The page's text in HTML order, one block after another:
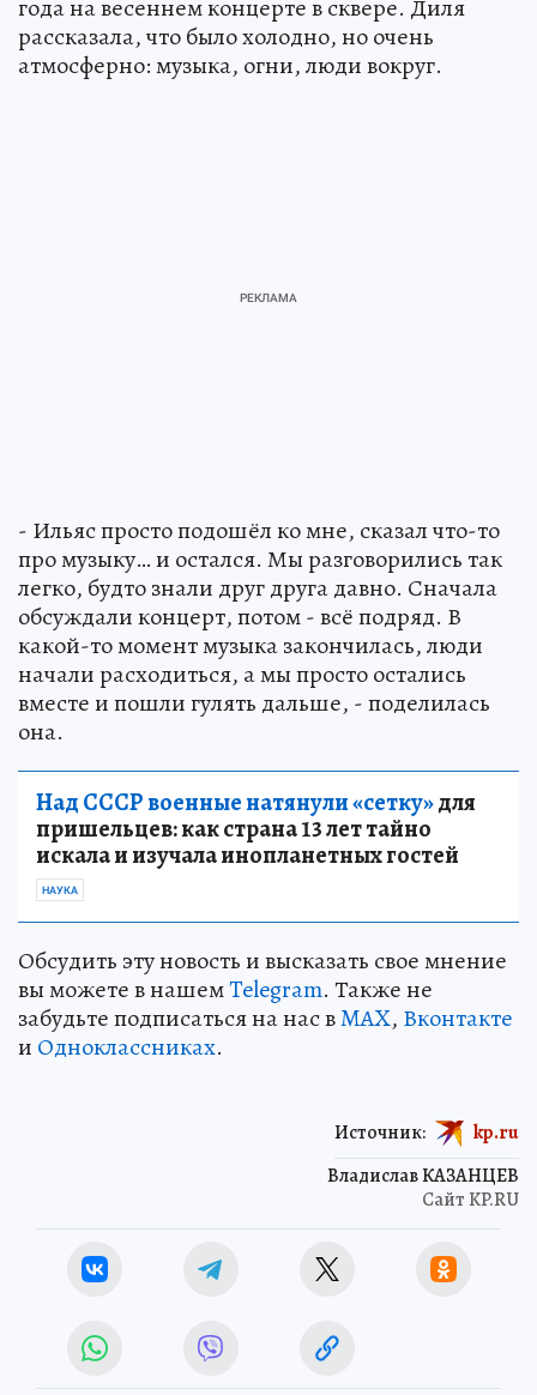
года на весеннем концерте в сквере. Диля
рассказала, что было холодно, но очень
атмосферно: музыка, огни, люди вокруг.
- Ильяс просто подошёл ко мне, сказал что-то
про музыку… и остался. Мы разговорились так
легко, будто знали друг друга давно. Сначала
обсуждали концерт, потом - всё подряд. В
какой-то момент музыка закончилась, люди
начали расходиться, а мы просто остались
вместе и пошли гулять дальше, - поделилась
она.
Над СССР военные натянули «сетку»для
пришельцев: как страна 13 лет тайно
искала и изучала инопланетных гостей
НАУКА
Обсудить эту новость и высказать свое мнение
вы можете в нашемTelegram. Также не
забудьте подписаться на нас вMAX, Вконтакте
и Одноклассниках.
Владислав КАЗАНЦЕВ
Сайт KP.RU
Источник: kp.ru